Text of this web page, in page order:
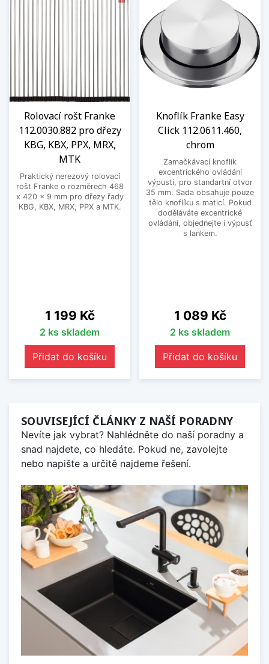
Rolovací rošt Franke
112.0030.882 pro dřezy
KBG, KBX, PPX, MRX,
MTK
Praktický nerezový rolovací
rošt Franke o rozměrech 468
x 420 x 9 mm pro dřezy řady
KBG, KBX, MRX, PPX a MTK.
Cena
1 199 Kč
2 ks skladem
Přidat do košíku
Knoflík Franke Easy
Click 112.0611.460,
chrom
Zamačkávací knoflík
excentrického ovládání
výpusti, pro standartní otvor
35 mm. Sada obsahuje pouze
tělo knoflíku s maticí. Pokud
doděláváte excentrické
ovládání, objednejte i výpusť
s lankem.
Cena
1 089 Kč
2 ks skladem
Přidat do košíku
SOUVISEJÍCÍ ČLÁNKY Z NAŠÍ PORADNY
Nevíte jak vybrat? Nahlédněte do naší poradny a
snad najdete, co hledáte. Pokud ne, zavolejte
nebo napište a určitě najdeme řešení.